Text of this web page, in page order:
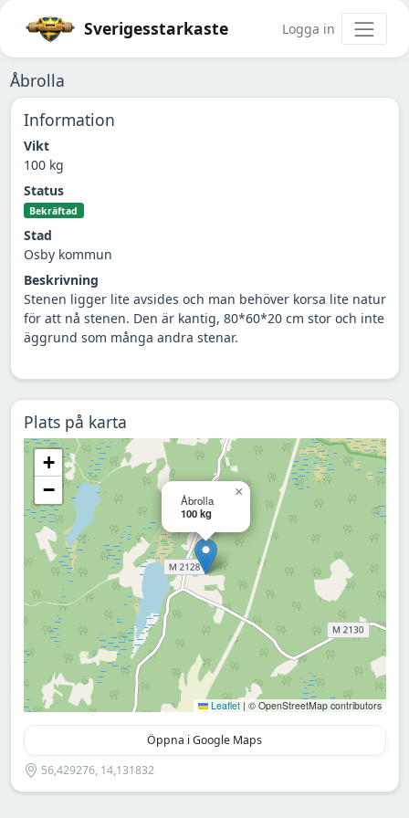
Sverigesstarkaste Logga in
Åbrolla
Information
Vikt
100 kg
Status
Bekräftad
Stad
Osby kommun
Beskrivning
Stenen ligger lite avsides och man behöver korsa lite natur
för att nå stenen. Den är kantig, 80*60*20 cm stor och inte
äggrund som många andra stenar.
Plats på karta
Åbrolla
100 kg
×
+
−
Leaflet | © OpenStreetMap contributors
Öppna i Google Maps
56,429276, 14,131832